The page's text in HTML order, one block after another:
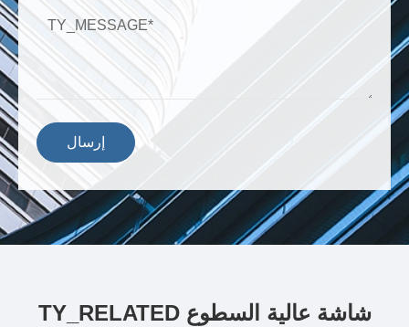
إرسال
TY_RELATED شاشة عالية السطوع